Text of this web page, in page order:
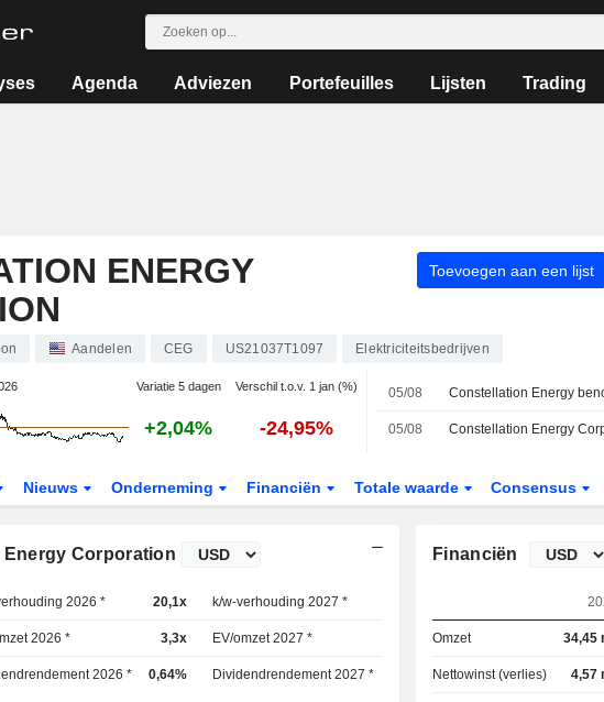
Agenda Adviezen Portefeuilles Lijsten Trading
ENERGY
Toevoegen aan een lijst
Aandelen CEG US21037T1097 Elektriciteitsbedrijven
Variatie 5 dagen Verschil t.o.v. 1 jan (%)
+2,04% -24,95%
05/08
05/08
Nieuws Onderneming Financiën Totale waarde Consensus
Corporation
2026 * 20,1x k/w-verhouding 2027 *
2026 * 3,3x EV/omzet 2027 *
2026 * 0,64% Dividendrendement 2027 *
Financiën
Omzet 34,45
Nettowinst (verlies) 4,57